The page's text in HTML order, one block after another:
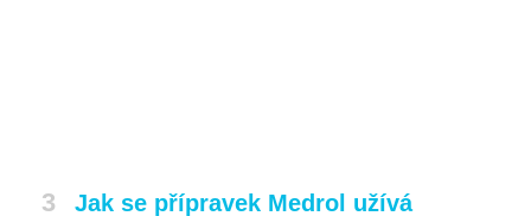
3 Jak se přípravek Medrol užívá